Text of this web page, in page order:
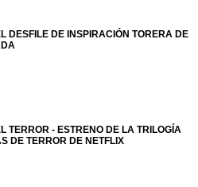
DESFILE DE INSPIRACIÓN TORERA DE
TERROR - ESTRENO DE LA TRILOGÍA
DE TERROR DE NETFLIX